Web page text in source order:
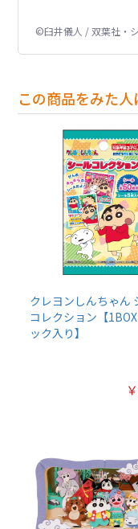
©臼井儀人 / 双葉社・
この商品をみた
クレヨンしんちゃん
コレクション【
ック入り】